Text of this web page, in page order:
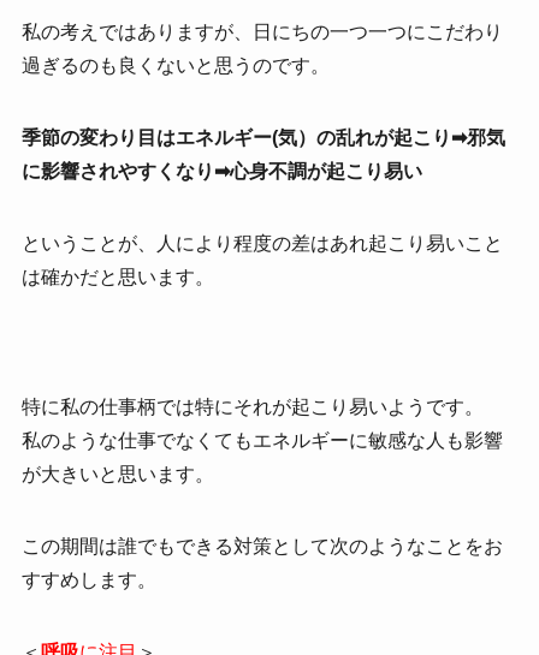
私の考えではありますが、日にちの一つ一つにこだわり
過ぎるのも良くないと思うのです。
季節の変わり目はエネルギー(気）の乱れが起こり➡邪気
に影響されやすくなり➡心身不調が起こり易い
ということが、人により程度の差はあれ起こり易いこと
は確かだと思います。
特に私の仕事柄では特にそれが起こり易いようです。
私のような仕事でなくてもエネルギーに敏感な人も影響
が大きいと思います。
この期間は誰でもできる対策として次のようなことをお
すすめします。